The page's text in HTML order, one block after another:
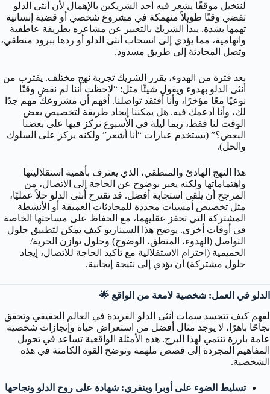
لنتخيل موقفًا يشعر فيه أحد الشريكين بالإهمال لأن أنثى الدلو
تقضي وقتًا طويلاً منهمكة في مشروع شخصي أو قضية إنسانية
تهمها بشدة. يبدأ الشريك بالتعبير عن مشاعره بطريقة عاطفية
واتهامية، مما يؤدي إلى انسحاب أنثى الدلو أو ردها ببرود منطقي،
وتصل المحادثة إلى طريق مسدود.
بعد فترة من الهدوء، يقرر الشريك تجربة نهج مختلف. يقترب من
أنثى الدلو بهدوء ويقول شيئًا مثل: “لاحظت أننا لم نقضِ وقتًا
نوعيًا معًا مؤخرًا، وأنا أفتقد تواصلنا. أفهم أن مشروعك مهم جدًا
لك، وأنا أدعمك فيه. هل يمكننا إيجاد طريقة لتخصيص بعض
الوقت لنا فقط، ربما ليلة في الأسبوع نركز فيها على بعضنا
البعض؟” (يستخدم عبارات “أنا أشعر” ولكنه يركز على السلوك
والحل).
هذا النهج الهادئ والمنطقي، الذي يعترف بأهمية استقلاليتها
واهتماماتها ولكنه يعبر بوضوح عن الحاجة إلى الاتصال، من
المرجح أن يلقى استجابة أفضل. قد تقترح أنثى الدلو حلاً عمليًا،
مثل تخصيص أمسيات محددة للمحادثات العميقة أو الأنشطة
المشتركة التي تحفز عقليهما، مع الحفاظ على مساحتها الخاصة
في أوقات أخرى. يوضح هذا السيناريو كيف يمكن لتطبيق حلول
التواصل (الهدوء، المنطق، الوضوح) وحلول توازن الحرية/
الحميمية (احترام الاستقلالية مع تأكيد الحاجة للاتصال، إيجاد
حلول مشتركة) أن يؤدي إلى نتيجة إيجابية.
الدلو في العمل: شخصية لامعة من الواقع 🌟
لفهم كيف تتجسد سمات أنثى الدلو الفريدة في العالم الحقيقي وتحقق
نجاحًا باهرًا، لا يوجد مثال أفضل من استعراض حياة وإنجازات شخصية
عامة بارزة تنتمي لهذا البرج. هذه الأمثلة الواقعية تساعد في تحويل
المفاهيم المجردة إلى قصص ملهمة وتوضح القوة الكامنة في هذه
الشخصية.
تسليط الضوء على أوبرا وينفري: شهادة على روح الدلو ونجاحها